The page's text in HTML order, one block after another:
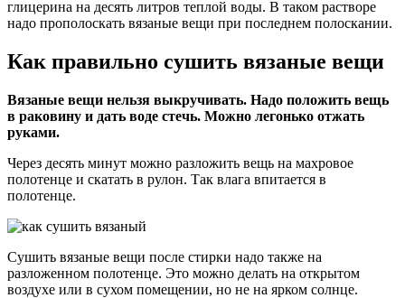
глицерина на десять литров теплой воды. В таком растворе
надо прополоскать вязаные вещи при последнем полоскании.
Как правильно сушить вязаные вещи
Вязаные вещи нельзя выкручивать. Надо положить вещь
в раковину и дать воде стечь. Можно легонько отжать
руками.
Через десять минут можно разложить вещь на махровое
полотенце и скатать в рулон. Так влага впитается в
полотенце.
Сушить вязаные вещи после стирки надо также на
разложенном полотенце. Это можно делать на открытом
воздухе или в сухом помещении, но не на ярком солнце.